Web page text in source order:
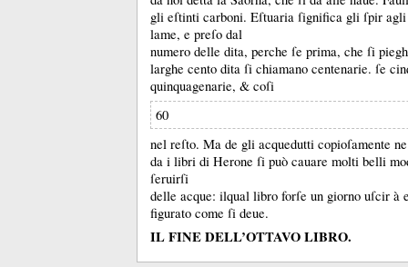
gli eſtinti carboni. Eſtuaria ſignifica gli ſpir
lame, e preſo dal
numero delle dita, perche ſe prima, che ſi
larghe cento dita ſi chiamano centenarie. ſe
quinquagenarie, & coſi
60
nel reſto. Ma de gli acquedutti copioſamente
da i libri di Herone ſi può cauare molti belli
ſeruirſi
delle acque: ilqual libro forſe un giorno uſcir à
figurato come ſi deue.
IL FINE DELL’OTTAVO LIBRO.